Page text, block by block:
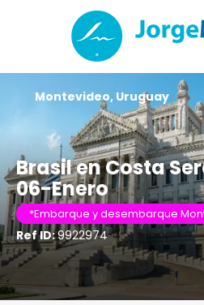
Brasil en Costa
06-Enero
*Embarque y desembarque
Ref ID:9922974
Montevideo, Uruguay